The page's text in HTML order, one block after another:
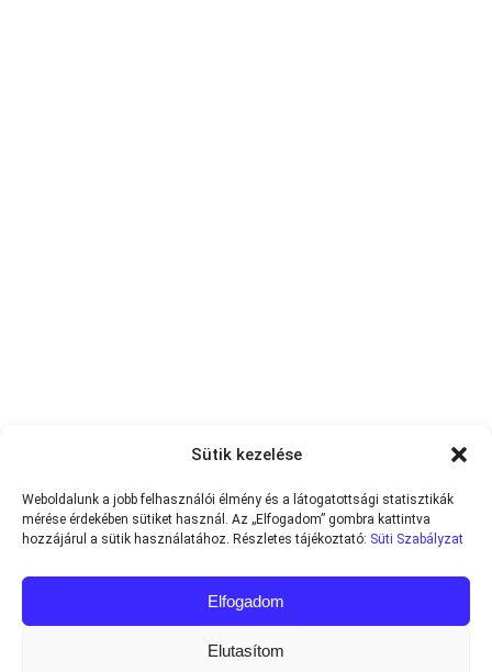
Sütik kezelése
Weboldalunk a jobb felhasználói élmény és a látogatottsági statisztikák
mérése érdekében sütiket használ. Az „Elfogadom” gombra kattintva
hozzájárul a sütik használatához. Részletes tájékoztató: Süti Szabályzat
Elfogadom
Elutasítom